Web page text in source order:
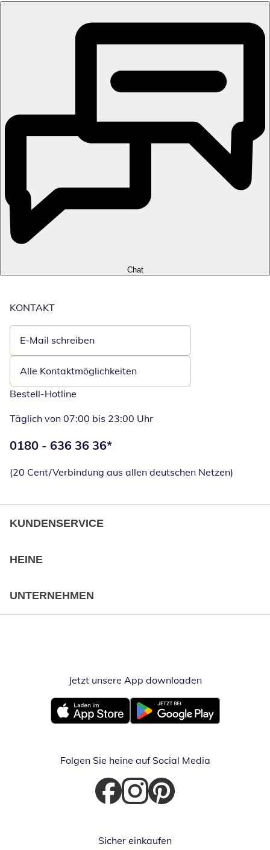
Chat
KONTAKT
E-Mail schreiben
Öffnet E-Mail-Client
Alle Kontaktmöglichkeiten
Bestell-Hotline
Täglich von 07:00 bis 23:00 Uhr
Telefonnummer:
0180 - 636 36 36*
(20 Cent/Verbindung aus allen deutschen Netzen)
KUNDENSERVICE
HEINE
UNTERNEHMEN
Jetzt unsere App downloadenÖffnet in
Öffnet in neuem FensterÖffnet in neuem Fenster
Folgen Sie heine auf Social Media
Öffnet in neuem Fenster
Öffnet in neuem Fenster
Öffnet in neuem Fenster
Sicher einkaufen